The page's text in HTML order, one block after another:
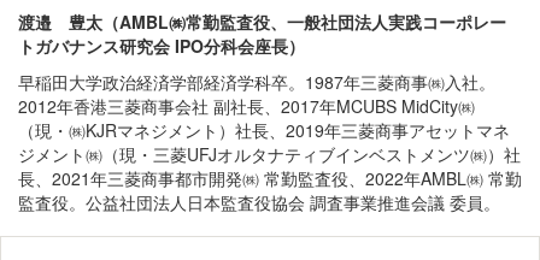
渡邉 豊太（AMBL㈱常勤監査役、一般社団法人実践コーポレー
トガバナンス研究会 IPO分科会座長）
早稲田大学政治経済学部経済学科卒。1987年三菱商事㈱入社。
2012年香港三菱商事会社 副社長、2017年MCUBS MidCity㈱
（現・㈱KJRマネジメント）社長、2019年三菱商事アセットマネ
ジメント㈱（現・三菱UFJオルタナティブインベストメンツ㈱）社
長、2021年三菱商事都市開発㈱ 常勤監査役、2022年AMBL㈱ 常勤
監査役。公益社団法人日本監査役協会 調査事業推進会議 委員。